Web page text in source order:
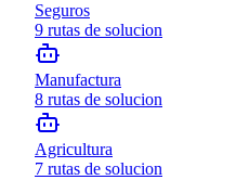
Seguros
9 rutas de solucion
Manufactura
8 rutas de solucion
Agricultura
7 rutas de solucion